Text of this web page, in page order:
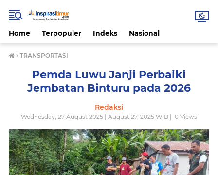
Home Terpopuler Indeks Nasional
› TRANSPORTASI
Pemda Luwu Janji Perbaiki
Jembatan Binturu pada 2026
Redaksi
Wednesday, 27 August 2025 | August 27, 2025 WIB | 0 Views